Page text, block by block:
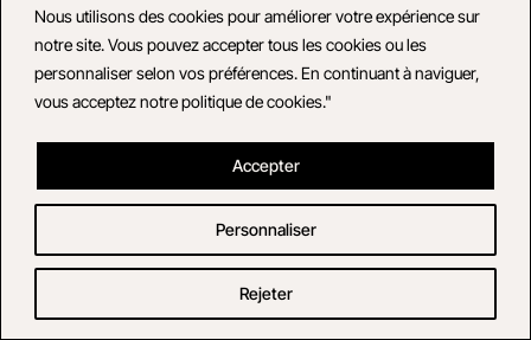
Nous utilisons des cookies pour améliorer votre expérience sur
notre site. Vous pouvez accepter tous les cookies ou les
personnaliser selon vos préférences. En continuant à naviguer,
vous acceptez notre politique de cookies."
Personnaliser
Rejeter
Accepter